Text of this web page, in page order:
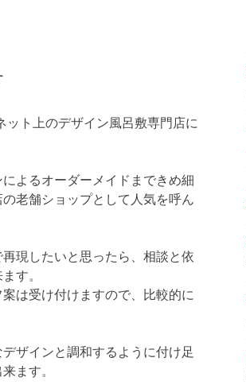
ット上のデザイン風呂敷専門店に
よるオーダーメイドまできめ細
老舗ショップとして人気を呼ん
現したいと思ったら、相談と依
す。
は受け付けますので、比較的に
ザインと調和するように付け足
ます。